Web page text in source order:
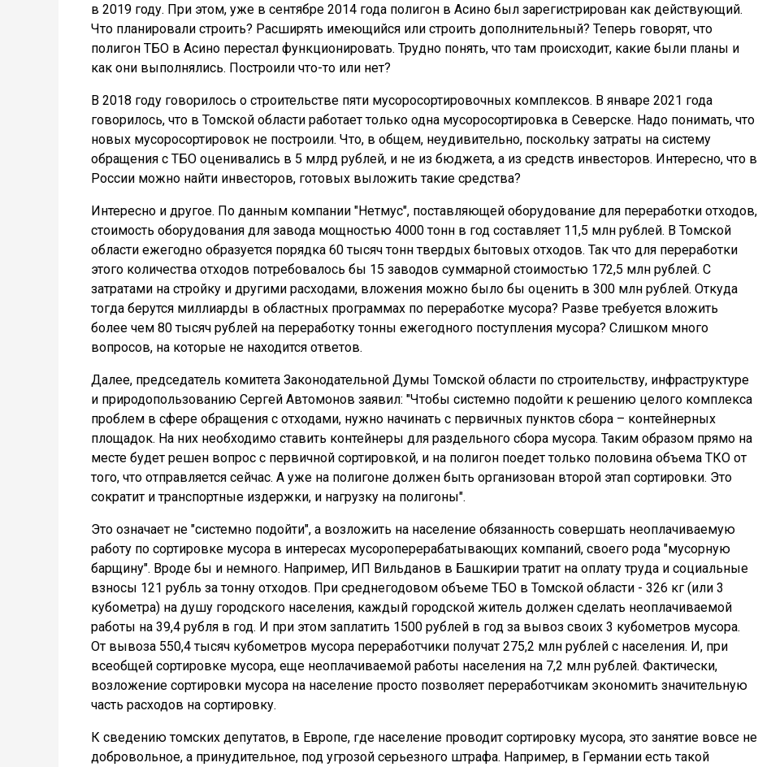
в 2019 году. При этом, уже в сентябре 2014 года полигон в Асино был зарегистрирован как действующий.
Что планировали строить? Расширять имеющийся или строить дополнительный? Теперь говорят, что
полигон ТБО в Асино перестал функционировать. Трудно понять, что там происходит, какие были планы и
как они выполнялись. Построили что-то или нет?
В 2018 году говорилось о строительстве пяти мусоросортировочных комплексов. В январе 2021 года
говорилось, что в Томской области работает только одна мусоросортировка в Северске. Надо понимать, что
новых мусоросортировок не построили. Что, в общем, неудивительно, поскольку затраты на систему
обращения с ТБО оценивались в 5 млрд рублей, и не из бюджета, а из средств инвесторов. Интересно, что в
России можно найти инвесторов, готовых выложить такие средства?
Интересно и другое. По данным компании "Нетмус", поставляющей оборудование для переработки отходов,
стоимость оборудования для завода мощностью 4000 тонн в год составляет 11,5 млн рублей. В Томской
области ежегодно образуется порядка 60 тысяч тонн твердых бытовых отходов. Так что для переработки
этого количества отходов потребовалось бы 15 заводов суммарной стоимостью 172,5 млн рублей. С
затратами на стройку и другими расходами, вложения можно было бы оценить в 300 млн рублей. Откуда
тогда берутся миллиарды в областных программах по переработке мусора? Разве требуется вложить
более чем 80 тысяч рублей на переработку тонны ежегодного поступления мусора? Слишком много
вопросов, на которые не находится ответов.
Далее, председатель комитета Законодательной Думы Томской области по строительству, инфраструктуре
и природопользованию Сергей Автомонов заявил: "Чтобы системно подойти к решению целого комплекса
проблем в сфере обращения с отходами, нужно начинать с первичных пунктов сбора – контейнерных
площадок. На них необходимо ставить контейнеры для раздельного сбора мусора. Таким образом прямо на
месте будет решен вопрос с первичной сортировкой, и на полигон поедет только половина объема ТКО от
того, что отправляется сейчас. А уже на полигоне должен быть организован второй этап сортировки. Это
сократит и транспортные издержки, и нагрузку на полигоны".
Это означает не "системно подойти", а возложить на население обязанность совершать неоплачиваемую
работу по сортировке мусора в интересах мусороперерабатывающих компаний, своего рода "мусорную
барщину". Вроде бы и немного. Например, ИП Вильданов в Башкирии тратит на оплату труда и социальные
взносы 121 рубль за тонну отходов. При среднегодовом объеме ТБО в Томской области - 326 кг (или 3
кубометра) на душу городского населения, каждый городской житель должен сделать неоплачиваемой
работы на 39,4 рубля в год. И при этом заплатить 1500 рублей в год за вывоз своих 3 кубометров мусора.
От вывоза 550,4 тысяч кубометров мусора переработчики получат 275,2 млн рублей с населения. И, при
всеобщей сортировке мусора, еще неоплачиваемой работы населения на 7,2 млн рублей. Фактически,
возложение сортировки мусора на население просто позволяет переработчикам экономить значительную
часть расходов на сортировку.
К сведению томских депутатов, в Европе, где население проводит сортировку мусора, это занятие вовсе не
добровольное, а принудительное, под угрозой серьезного штрафа. Например, в Германии есть такой